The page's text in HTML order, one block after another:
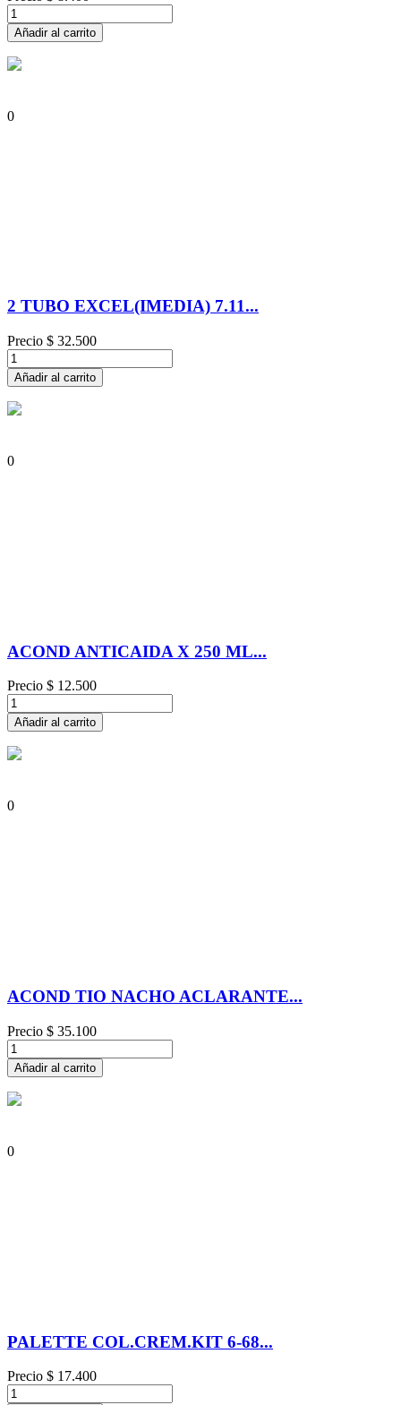
Añadir al carrito
0
2 TUBO EXCEL(IMEDIA) 7.11...
Precio $ 32.500
Añadir al carrito
0
ACOND ANTICAIDA X 250 ML...
Precio $ 12.500
Añadir al carrito
0
ACOND TIO NACHO ACLARANTE...
Precio $ 35.100
Añadir al carrito
0
PALETTE COL.CREM.KIT 6-68...
Precio $ 17.400